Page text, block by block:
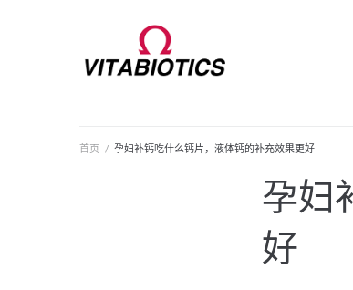
首页 / 孕妇补钙吃什么钙片，液体钙的补充效果更好
孕妇
好